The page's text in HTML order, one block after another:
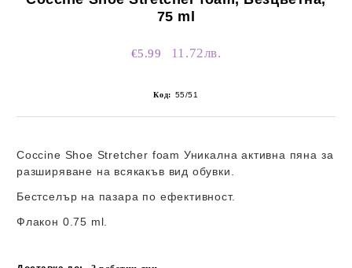
75 ml
€5.99 11.72лв.
Код: 55/51
Coccine Shoe Stretcher foam Уникална активна пяна за
разширяване на всякакъв вид обувки.
Бестселър на пазара по ефективност.
Флакон 0.75 ml.